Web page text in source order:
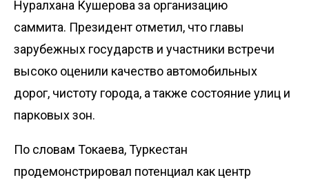
Нуралхана Кушерова за организацию
саммита. Президент отметил, что главы
зарубежных государств и участники встречи
высоко оценили качество автомобильных
дорог, чистоту города, а также состояние улиц и
парковых зон.
По словам Токаева, Туркестан
продемонстрировал потенциал как центр